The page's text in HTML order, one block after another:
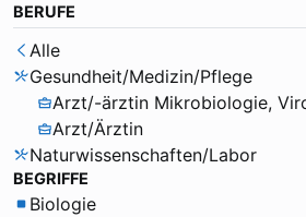
BERUFE
Alle
Gesundheit/Medizin/Pflege
Arzt/Ärztin
Naturwissenschaften/Labor
BEGRIFFE
Biologie